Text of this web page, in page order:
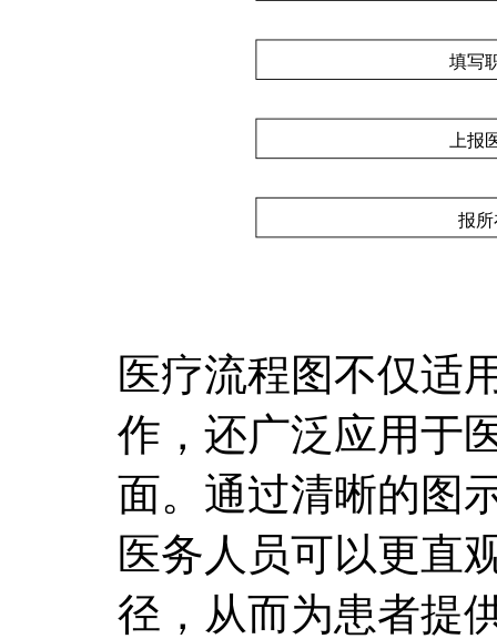
医疗流程图不仅适
作，还广泛应用于
面。通过清晰的图
医务人员可以更直
径，从而为患者提